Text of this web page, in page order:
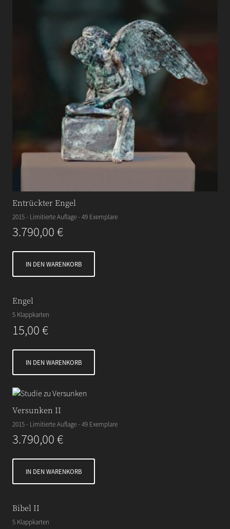
Entrückter Engel
2015 - Limitierte Auflage - 49 Exemplare
3.790,00€
IN DEN WARENKORB
Engel
5 Klappkarten
15,00€
IN DEN WARENKORB
Versunken II
2015 - Limitierte Auflage - 49 Exemplare
3.790,00€
IN DEN WARENKORB
Bibel II
5 Klappkarten